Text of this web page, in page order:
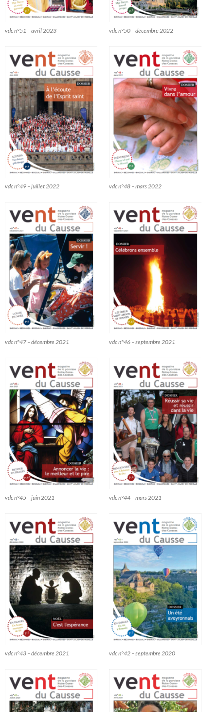
vdc n°51 – avril 2023 vdc n°50 – décembre 2022
vdc n°49 – juillet 2022 vdc n°48 – mars 2022
vdc n°47 – décembre 2021 vdc n°46 – septembre 2021
vdc n°45 – juin 2021 vdc n°44 – mars 2021
vdc n°43 – décembre 2021 vdc n°42 – septembre 2020